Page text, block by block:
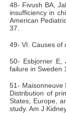
48- Fivush BA,
insufficiency in
American
37.
49- VI. Causes of
50- Esbjorner E,
failure in Sweden
51- Maisonneuve
Distribution of
States, Europe,
study. Am J